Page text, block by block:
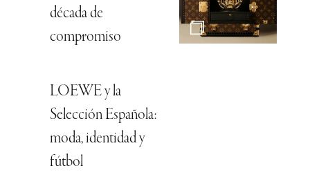
década de
compromiso
LOEWE y la
Selección Española:
moda, identidad y
fútbol